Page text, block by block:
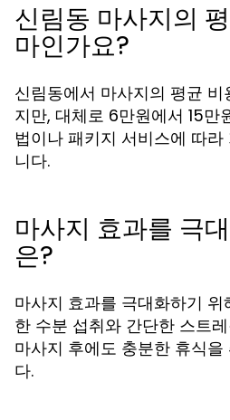
신림동 마사지의
마인가요?
신림동에서 마사지의 평균
지만, 대체로 6만원에서 15만
법이나 패키지 서비스에 따
니다.
마사지 효과를 극
은?
마사지 효과를 극대화하기
한 수분 섭취와 간단한 스트
마사지 후에도 충분한 휴식
다.